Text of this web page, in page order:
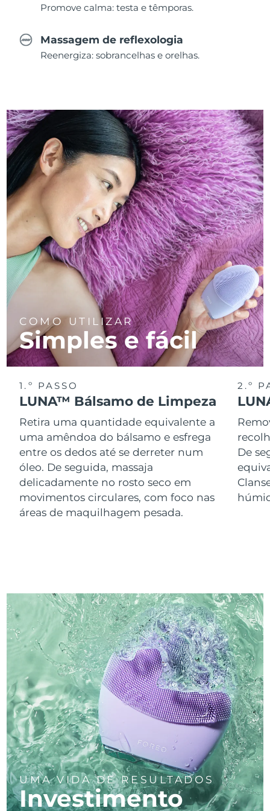
Promove calma: testa e têmporas.
Massagem de reflexologia
Reenergiza: sobrancelhas e orelhas.
COMO UTILIZAR
Simples e fácil
1.º PASSO
LUNA™ Bálsamo de Limpeza
Retira uma quantidade equivalente a
uma amêndoa do bálsamo e esfrega
entre os dedos até se derreter num
óleo. De seguida, massaja
delicadamente no rosto seco em
movimentos circulares, com foco nas
áreas de maquilhagem pesada.
2.º
De
UMA VIDA DE RESULTADOS
Investimento